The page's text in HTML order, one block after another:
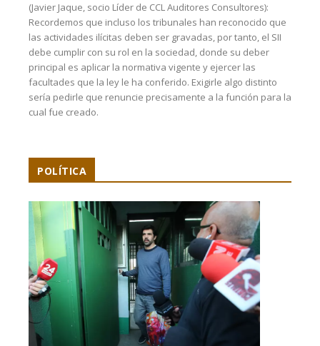
(Javier Jaque, socio Líder de CCL Auditores Consultores):
Recordemos que incluso los tribunales han reconocido que
las actividades ilícitas deben ser gravadas, por tanto, el SII
debe cumplir con su rol en la sociedad, donde su deber
principal es aplicar la normativa vigente y ejercer las
facultades que la ley le ha conferido. Exigirle algo distinto
sería pedirle que renuncie precisamente a la función para la
cual fue creado.
POLÍTICA